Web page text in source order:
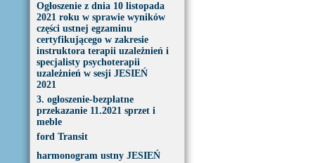
Ogłoszenie z dnia 10 listopada
2021 roku w sprawie wyników
części ustnej egzaminu
certyfikującego w zakresie
instruktora terapii uzależnień i
specjalisty psychoterapii
uzależnień w sesji JESIEŃ
2021
3. ogłoszenie-bezpłatne
przekazanie 11.2021 sprzet i
meble
ford Transit
harmonogram ustny JESIEŃ